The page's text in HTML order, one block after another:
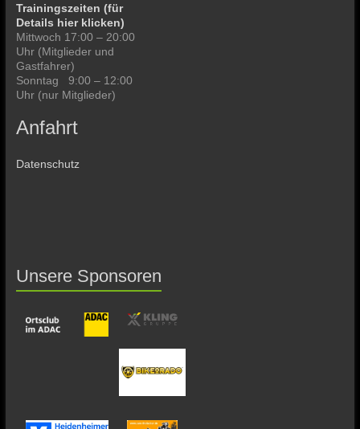
Trainingszeiten (für
Details hier klicken)
Mittwoch 17:00 – 20:00
Uhr (Mitglieder und
Gastfahrer)
Sonntag 9:00 – 12:00
Uhr (nur Mitglieder)
Anfahrt
Datenschutz
Unsere Sponsoren